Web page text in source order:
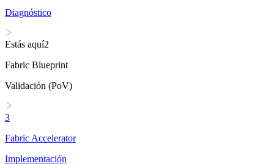
Diagnóstico
Estás aquí2
Fabric Blueprint
Validación (PoV)
3
Fabric Accelerator
Implementación